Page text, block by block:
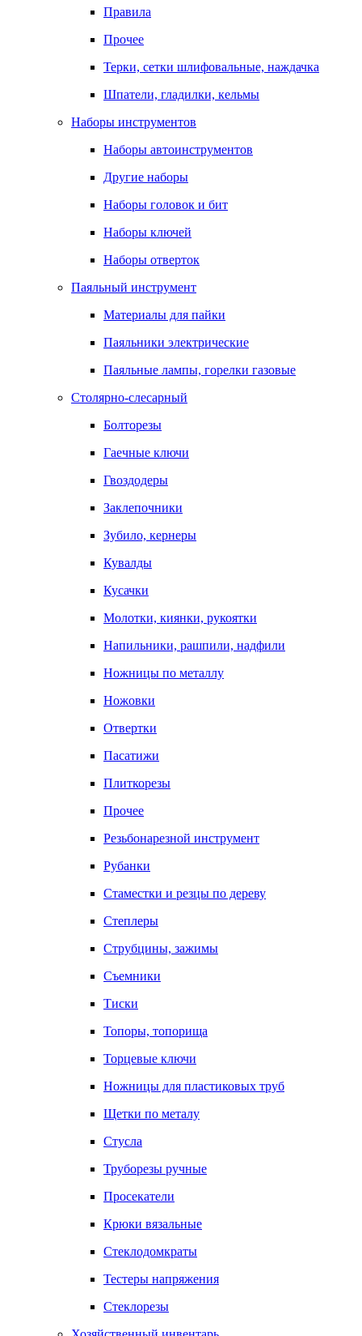
Правила
Прочее
Терки, сетки шлифовальные, наждачка
Шпатели, гладилки, кельмы
Наборы инструментов
Наборы автоинструментов
Другие наборы
Наборы головок и бит
Наборы ключей
Наборы отверток
Паяльный инструмент
Материалы для пайки
Паяльники электрические
Паяльные лампы, горелки газовые
Столярно-слесарный
Болторезы
Гаечные ключи
Гвоздодеры
Заклепочники
Зубило, кернеры
Кувалды
Кусачки
Молотки, киянки, рукоятки
Напильники, рашпили, надфили
Ножницы по металлу
Ножовки
Отвертки
Пасатижи
Плиткорезы
Прочее
Резьбонарезной инструмент
Рубанки
Стаместки и резцы по дереву
Степлеры
Струбцины, зажимы
Съемники
Тиски
Топоры, топорища
Торцевые ключи
Ножницы для пластиковых труб
Щетки по металу
Стусла
Труборезы ручные
Просекатели
Крюки вязальные
Стеклодомкраты
Тестеры напряжения
Стеклорезы